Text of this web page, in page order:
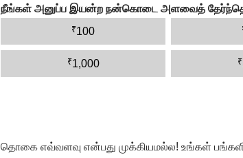
நீங்கள் அனுப்ப இயன்ற நன்கொடை அளவைத்
₹100
₹1,000 ₹
தொகை எவ்வளவு என்பது முக்கியமல்ல! உங்கள்